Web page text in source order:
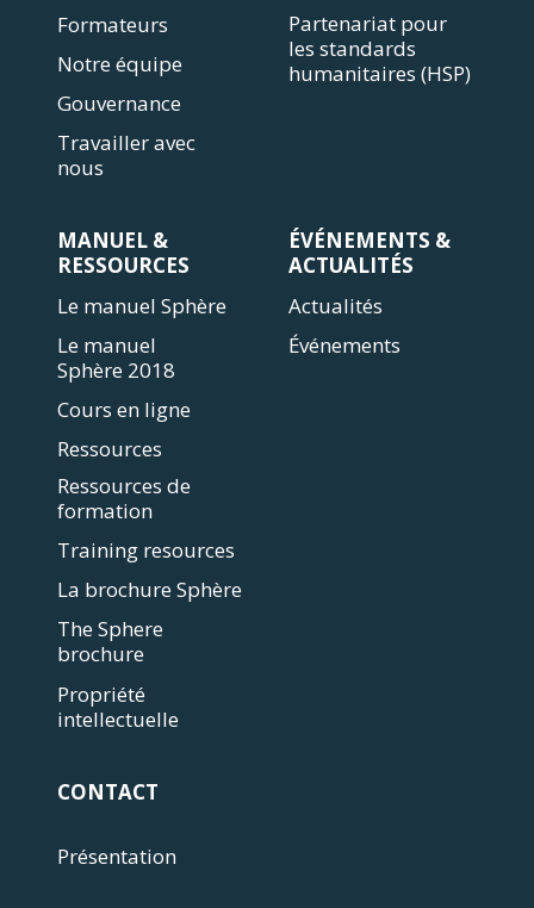
Formateurs
Notre équipe
Gouvernance
Travailler avec
nous
Partenariat pour
les standards
humanitaires (HSP)
MANUEL &
RESSOURCES
Le manuel Sphère
Le manuel
Sphère 2018
Cours en ligne
Ressources
Ressources de
formation
Training resources
La brochure Sphère
The Sphere
brochure
Propriété
intellectuelle
ÉVÉNEMENTS &
ACTUALITÉS
Actualités
Événements
CONTACT
Présentation